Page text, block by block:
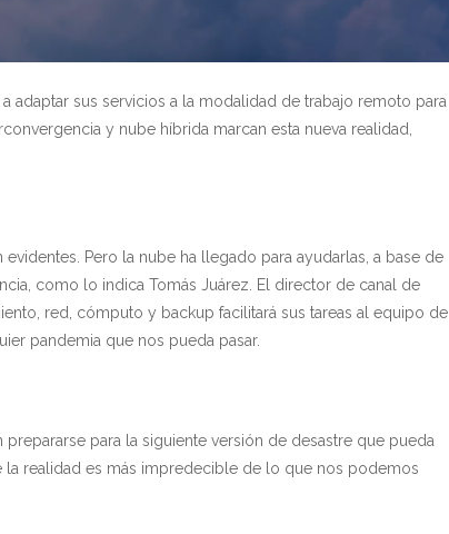
adaptar sus servicios a la modalidad de trabajo remoto para
y nube híbrida marcan esta nueva realidad,
Pero la nube ha llegado para ayudarlas, a base de
como lo indica Tomás Juárez. El director de canal de
red, cómputo y backup facilitará sus tareas al equipo de
pandemia que nos pueda pasar.
para la siguiente versión de desastre que pueda
realidad es más impredecible de lo que nos podemos